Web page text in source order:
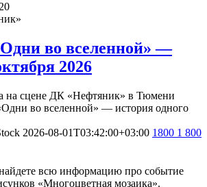
во вселенной» —
2026
на сцене ДК «Нефтяник» в Тюмени
во вселенной» — история одного
2026-08-01T03:42:00+03:00 1800 1 800
всю информацию про событие
«Многоцветная мозаика».